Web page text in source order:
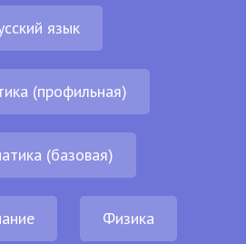
язык
(профильная)
(базовая)
Физика